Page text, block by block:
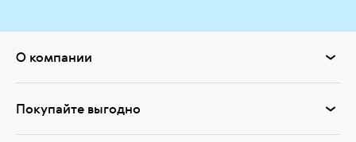
О компании
Покупайте выгодно